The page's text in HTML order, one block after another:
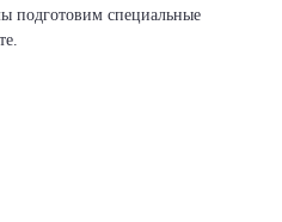
подготовим специальные